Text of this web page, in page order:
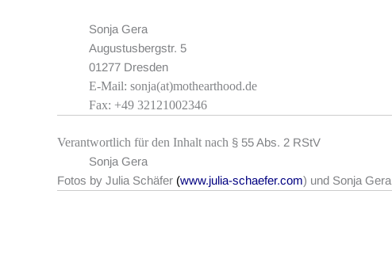
Sonja Gera
Augustusbergstr. 5
01277 Dresden
E-Mail: sonja(at)mothearthood.de
Fax: +49 32121002346
Verantwortlich für den Inhalt nach § 55 Abs. 2 RStV
Sonja Gera
Fotos by Julia Schäfer (www.julia-schaefer.com) und Sonja Gera